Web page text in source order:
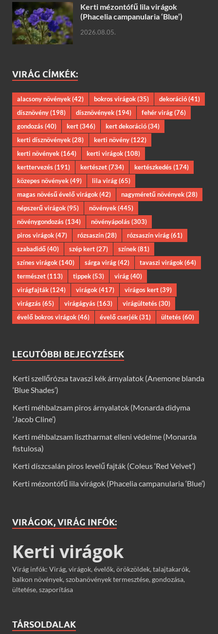
Kerti mézontófű lila virágok
(Phacelia campanularia ‘Blue’)
2026.08.05.
VIRÁG CÍMKÉK:
alacsony növények(42) bokros virágok(35) dekoráció(41)
dísznövény(198) dísznövények(194) fehér virág(76)
gondozás(40) kert(346) kert dekoráció(34)
kerti dísznövények(28) kerti növény(122)
kerti növények(164) kerti virágok(108)
kerttervezés(191) kertészet(734) kertészkedés(174)
közepes növények(49) lila virág(65)
magas növésű évelő virágok(42) nagyméretű növények(28)
népszerű virágok(95) növények(445)
növénygondozás(134) növényápolás(303)
piros virágok(47) rózsaszín(28) rózsaszín virág(61)
szabadidő(40) szép kert(27) színek(81)
színes virágok(140) sárga virág(42) tavaszi virágok(64)
természet(113) tippek(53) virág(40)
virágfajták(124) virágok(417) virágos kert(39)
virágzás(65) virágágyás(163) virágültetés(30)
évelő bokros virágok(46) évelő cserjék(31) ültetés(60)
LEGUTÓBBI BEJEGYZÉSEK
Kerti szellőrózsa tavaszi kék árnyalatok (Anemone blanda
‘Blue Shades’)
Kerti méhbalzsam piros árnyalatok (Monarda didyma
‘Jacob Cline’)
Kerti méhbalzsam lisztharmat elleni védelme (Monarda
fistulosa)
Kerti díszcsalán piros levelű fajták (Coleus ‘Red Velvet’)
Kerti mézontófű lila virágok (Phacelia campanularia ‘Blue’)
VIRÁGOK, VIRÁG INFÓK:
Kerti virágok
Virág infók: Virág, virágok, évelők, örökzöldek, talajtakarók,
balkon növények, szobanövények termesztése, gondozása,
ültetése, szaporítása
TÁRSOLDALAK